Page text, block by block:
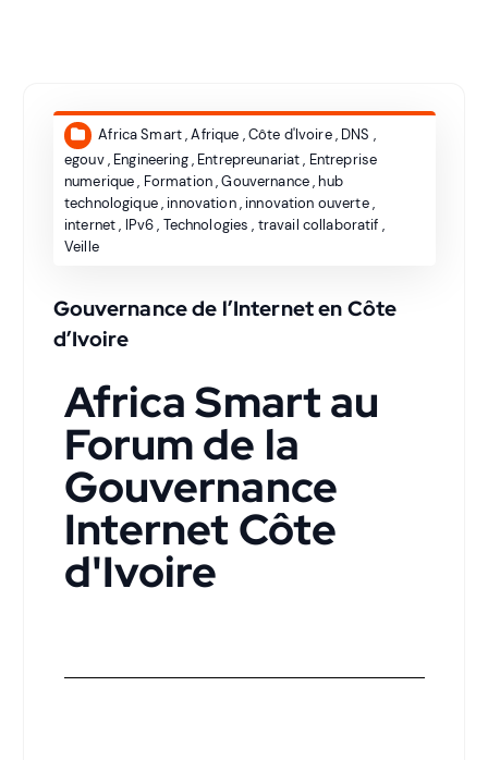
Africa Smart,Afrique ,Côte d'Ivoire, DNS ,
egouv, Engineering, Entrepreunariat, Entreprise
numerique, Formation,Gouvernance,hub
technologique, innovation, innovation ouverte,
internet, IPv6, Technologies , travail collaboratif ,
Veille
Gouvernance de l’Internet en Côte
d’Ivoire
Africa Smart au
Forum de la
Gouvernance
Internet Côte
d'Ivoire